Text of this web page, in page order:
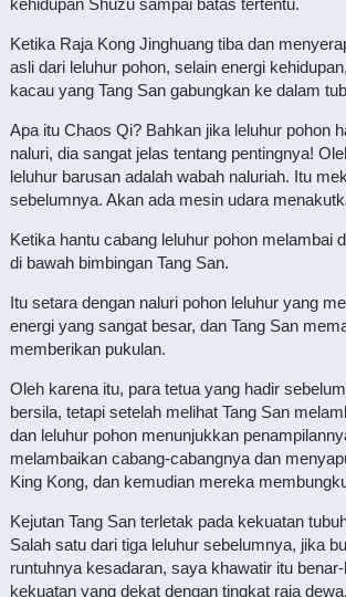
kehidupan Shuzu sampai batas tertentu.
Ketika Raja Kong Jinghuang tiba dan
asli dari leluhur pohon, selain energi
kacau yang Tang San gabungkan ke dalam
Apa itu Chaos Qi? Bahkan jika leluhur pohon
naluri, dia sangat jelas tentang pentingnya!
leluhur barusan adalah wabah naluriah. Itu
sebelumnya. Akan ada mesin udara
Ketika hantu cabang leluhur pohon melambai
di bawah bimbingan Tang San.
Itu setara dengan naluri pohon leluhur yang
energi yang sangat besar, dan Tang San
memberikan pukulan.
Oleh karena itu, para tetua yang hadir
bersila, tetapi setelah melihat Tang San
dan leluhur pohon menunjukkan
melambaikan cabang-cabangnya dan
King Kong, dan kemudian mereka
Kejutan Tang San terletak pada kekuatan
Salah satu dari tiga leluhur sebelumnya, jika
runtuhnya kesadaran, saya khawatir itu
kekuatan yang dekat dengan tingkat raja